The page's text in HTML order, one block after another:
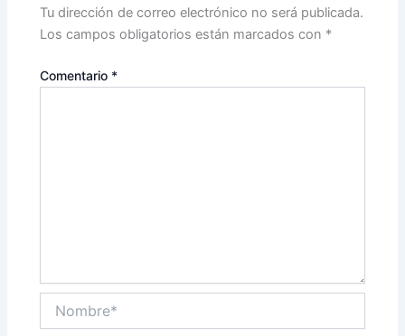
Tu dirección de correo electrónico no será publicada.
Los campos obligatorios están marcados con *
Comentario *